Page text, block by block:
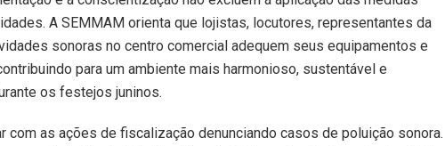
A SEMMAM orienta que lojistas, locutores, representantes da
sonoras no centro comercial adequem seus equipamentos e
para um ambiente mais harmonioso, sustentável e
os festejos juninos.
com as ações de fiscalização denunciando casos de poluição sonora.